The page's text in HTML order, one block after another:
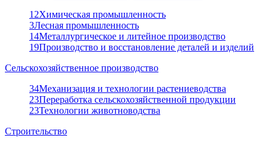
12Химическая промышленность
3Лесная промышленность
14Металлургическое и литейное производство
19Производство и восстановление деталей и изделий
Сельскохозяйственное производство
34Механизация и технологии растениеводства
23Переработка сельскохозяйственной продукции
23Технологии животноводства
Строительство